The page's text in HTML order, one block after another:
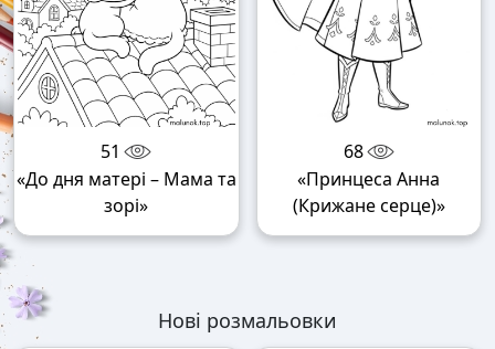
51
«До дня матері – Мама та
зорі»
68
«Принцеса Анна
(Крижане серце)»
Нові розмальовки